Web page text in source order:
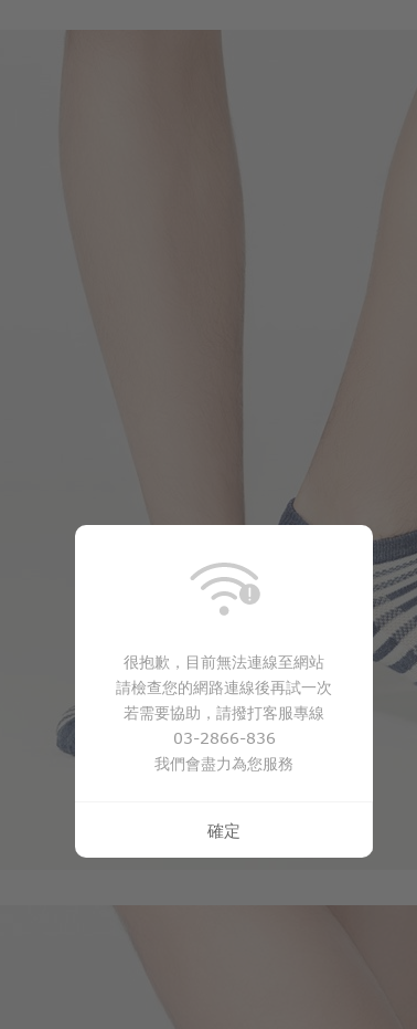
很抱歉，目前無法連線至網站
請檢查您的網路連線後再試一次
若需要協助，請撥打客服專線
03-2866-836
我們會盡力為您服務
確定